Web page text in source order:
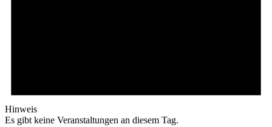
Hinweis
Es gibt keine Veranstaltungen an diesem Tag.